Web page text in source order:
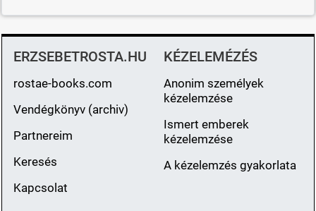
ERZSEBETROSTA.HU
rostae-books.com
Vendégkönyv (archiv)
Partnereim
Keresés
Kapcsolat
KÉZELEMÉZÉS
Anonim személyek
kézelemzése
Ismert emberek
kézelemzése
A kézelemzés gyakorlata